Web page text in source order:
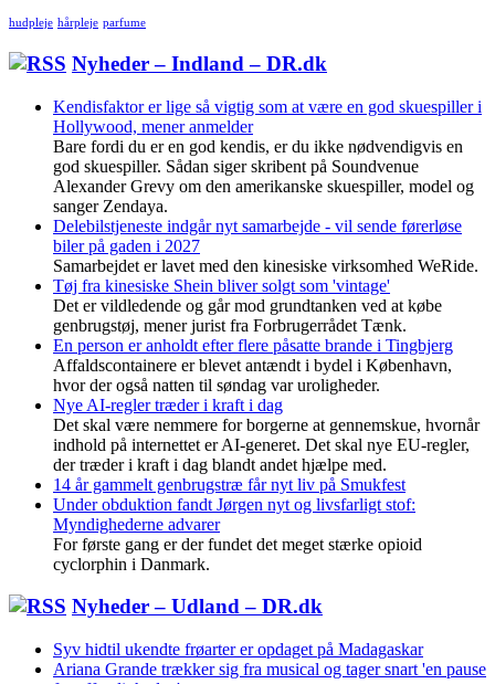
hudpleje hårpleje parfume
Nyheder – Indland – DR.dk
Kendisfaktor er lige så vigtig som at være en god skuespiller i
Hollywood, mener anmelder
Bare fordi du er en god kendis, er du ikke nødvendigvis en
god skuespiller. Sådan siger skribent på Soundvenue
Alexander Grevy om den amerikanske skuespiller, model og
sanger Zendaya.
Delebilstjeneste indgår nyt samarbejde - vil sende førerløse
biler på gaden i 2027
Samarbejdet er lavet med den kinesiske virksomhed WeRide.
Tøj fra kinesiske Shein bliver solgt som 'vintage'
Det er vildledende og går mod grundtanken ved at købe
genbrugstøj, mener jurist fra Forbrugerrådet Tænk.
En person er anholdt efter flere påsatte brande i Tingbjerg
Affaldscontainere er blevet antændt i bydel i København,
hvor der også natten til søndag var uroligheder.
Nye AI-regler træder i kraft i dag
Det skal være nemmere for borgerne at gennemskue, hvornår
indhold på internettet er AI-generet. Det skal nye EU-regler,
der træder i kraft i dag blandt andet hjælpe med.
14 år gammelt genbrugstræ får nyt liv på Smukfest
Under obduktion fandt Jørgen nyt og livsfarligt stof:
Myndighederne advarer
For første gang er der fundet det meget stærke opioid
cyclorphin i Danmark.
Nyheder – Udland – DR.dk
Syv hidtil ukendte frøarter er opdaget på Madagaskar
Ariana Grande trækker sig fra musical og tager snart 'en pause